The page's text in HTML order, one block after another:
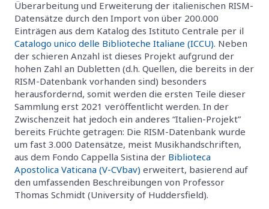
Überarbeitung und Erweiterung der italienischen RISM-
Datensätze durch den Import von über 200.000
Einträgen aus dem Katalog des Istituto Centrale per il
Catalogo unico delle Biblioteche Italiane (ICCU). Neben
der schieren Anzahl ist dieses Projekt aufgrund der
hohen Zahl an Dubletten (d.h. Quellen, die bereits in der
RISM-Datenbank vorhanden sind) besonders
herausfordernd, somit werden die ersten Teile dieser
Sammlung erst 2021 veröffentlicht werden. In der
Zwischenzeit hat jedoch ein anderes “Italien-Projekt”
bereits Früchte getragen: Die RISM-Datenbank wurde
um fast 3.000 Datensätze, meist Musikhandschriften,
aus dem Fondo Cappella Sistina der Biblioteca
Apostolica Vaticana (V-CVbav) erweitert, basierend auf
den umfassenden Beschreibungen von Professor
Thomas Schmidt (University of Huddersfield).